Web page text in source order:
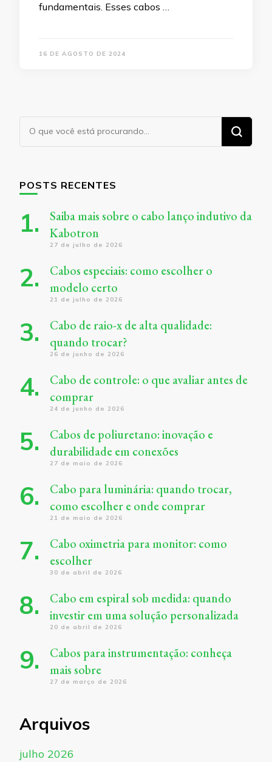
fundamentais. Esses cabos …
16 DE AGOSTO DE 2024
Procurando
algo?
POSTS RECENTES
Saiba mais sobre o cabo lanço indutivo da
Kabotron
27 de julho de 2026
Cabos especiais: como escolher o
modelo certo
21 de julho de 2026
Cabo de raio-x de alta qualidade:
quando trocar?
26 de junho de 2026
Cabo de controle: o que avaliar antes de
comprar
24 de junho de 2026
Cabos de poliuretano: inovação e
durabilidade em conexões
27 de maio de 2026
Cabo para luminária: quando trocar,
como escolher e onde comprar
21 de maio de 2026
Cabo oximetria para monitor: como
escolher
30 de abril de 2026
Cabo em espiral sob medida: quando
investir em uma solução personalizada
20 de abril de 2026
Cabos para instrumentação: conheça
mais sobre
27 de março de 2026
Arquivos
julho 2026